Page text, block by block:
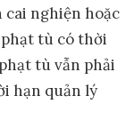
nghiện hoặc
tù có thời
tù vẫn phải
hạn quản lý